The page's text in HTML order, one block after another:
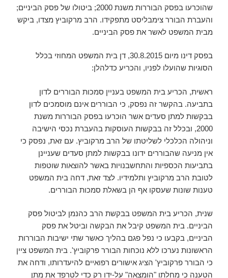
שהוכרעו בפסק הבוררות משנת 2000; ביטולו של פסק הביניים;
והעברת הבורר צימבליסט מתפקידו. הרב מרקוביץ מצדו, ביקש
מבית המשפט לאשר את פסק הביניים.
בפסק דינו מיום 30.8.2015, דן בית המשפט המחוזי בכלל
הסוגיות שהועלו לפניו, והכריע כדלהלן:
ראשית, הכריע בית המשפט בעניין סמכות הבוררים לדון
בתביעה. בהקשר זה נפסק, כי הבוררים אינם מוסמכים לדון
בבקשות למתן סעדים אשר הוכרעו בפסק הבוררות משנת
2000, ובכלל זה בבקשות העוסקות בהעברת נכסי הישיבה
וניהולה הכלכלי לשליטתו של הרב מרקוביץ. עם זאת, נפסק כי
אין מניעה שהבוררים ידונו בבקשות למתן סעדים שעניינן
בתביעות הכספיות והתחשבנויות באשר להוצאות שוטפות
לטובת הרב מרקוביץ ותלמידיו. לצד זאת, דחה בית המשפט
טענות שונות שעסקו אף הן בשאלת סמכות הבוררים.
שנית, הכריע בית המשפט בבקשת הרב כהנמן לביטול פסק
הביניים. בית המשפט קיבל את הבקשה וביטל את פסק
הביניים, בקבעו כי נפל פגם בהליך כאשר שתי ישיבות הבוררות
הראשונות נערכו ללא נוכחות הבורר פרקוביץ'. בית המשפט ציין
כי הבורר פרקוביץ' הציג אישורים רפואיים להיעדרותו, ודחה את
הטענה כי מחלתו "הומצאה" על-ידו רק כדי לטרפד את מתן